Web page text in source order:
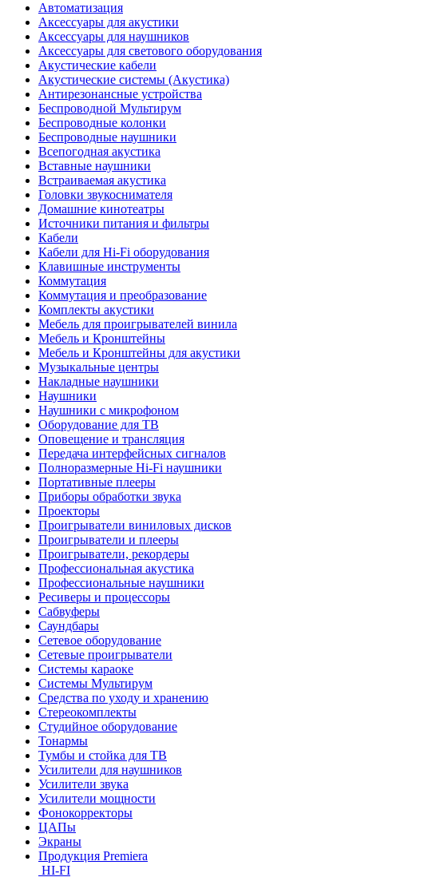
Автоматизация
Аксессуары для акустики
Аксессуары для наушников
Аксессуары для светового оборудования
Акустические кабели
Акустические системы (Акустика)
Антирезонансные устройства
Беспроводной Мультирум
Беспроводные колонки
Беспроводные наушники
Всепогодная акустика
Вставные наушники
Встраиваемая акустика
Головки звукоснимателя
Домашние кинотеатры
Источники питания и фильтры
Кабели
Кабели для Hi-Fi оборудования
Клавишные инструменты
Коммутация
Коммутация и преобразование
Комплекты акустики
Мебель для проигрывателей винила
Мебель и Кронштейны
Мебель и Кронштейны для акустики
Музыкальные центры
Накладные наушники
Наушники
Наушники с микрофоном
Оборудование для ТВ
Оповещение и трансляция
Передача интерфейсных сигналов
Полноразмерные Hi-Fi наушники
Портативные плееры
Приборы обработки звука
Проекторы
Проигрыватели виниловых дисков
Проигрыватели и плееры
Проигрыватели, рекордеры
Профессиональная акустика
Профессиональные наушники
Ресиверы и процессоры
Сабвуферы
Саундбары
Сетевое оборудование
Сетевые проигрыватели
Системы караоке
Системы Мультирум
Средства по уходу и хранению
Стереокомплекты
Студийное оборудование
Тонармы
Тумбы и стойка для ТВ
Усилители для наушников
Усилители звука
Усилители мощности
Фонокорректоры
ЦАПы
Экраны
Продукция Premiera
HI-FI